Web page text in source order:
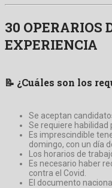
30 OPERARIOS
EXPERIENCIA
📝 ¿Cuáles son los
Se aceptan
Se requiere habilidad
Es imprescindible
domingo, con un día
Los horarios de
Es necesario haber
contra el Covid.
El documento